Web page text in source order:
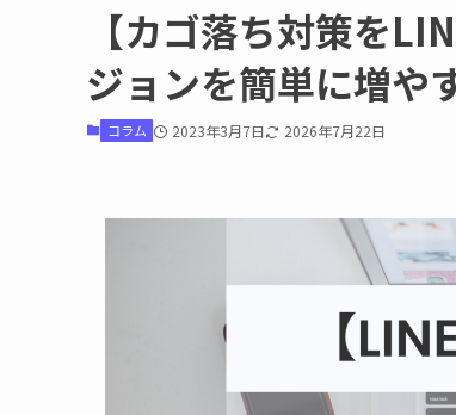
【カゴ落ち対策を
ジョンを簡単に増や
コラム 2023年3月7日 2026年7月22日